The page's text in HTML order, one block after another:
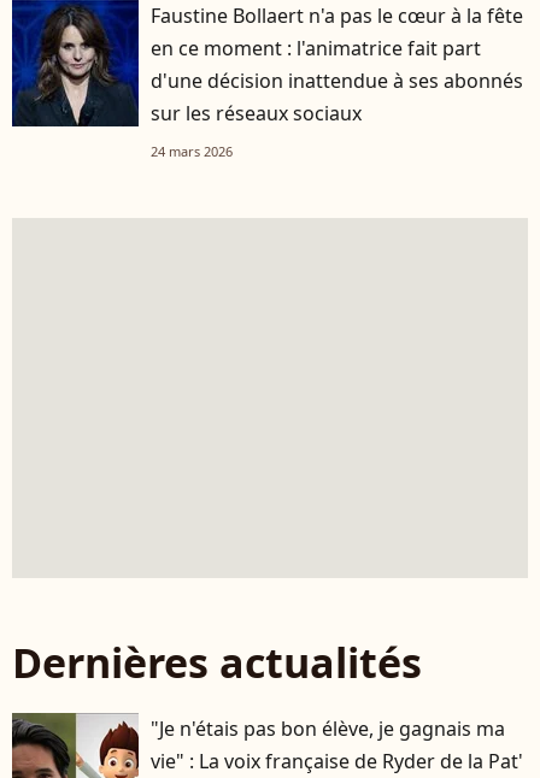
Faustine Bollaert n'a pas le cœur à la fête
en ce moment : l'animatrice fait part
d'une décision inattendue à ses abonnés
sur les réseaux sociaux
24 mars 2026
Dernières actualités
"Je n'étais pas bon élève, je gagnais ma
vie" : La voix française de Ryder de la Pat'